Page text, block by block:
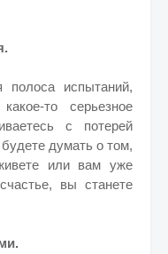
полоса испытаний,
то серьезное
с потерей
думать о том,
или вам уже
вы станете